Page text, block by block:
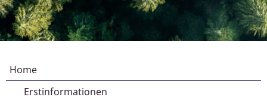
Home
Erstinformationen